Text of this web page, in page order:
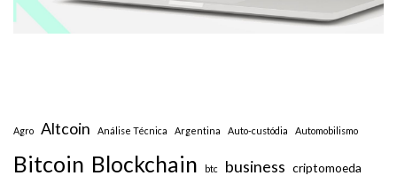
Agro Altcoin Análise Técnica Argentina Auto-custódia Automobilismo
Bitcoin Blockchain btc business criptomoeda